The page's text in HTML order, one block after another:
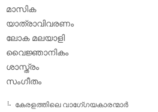
മാസിക
യാത്രാവിവരണം
ലോക മലയാളി
വൈജ്ഞാനികം
ശാസ്ത്രം
സംഗീതം
കേരളത്തിലെ വാഗേ്ഗയകാരന്മാര്‍